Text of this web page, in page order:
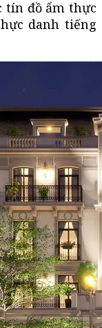
tín đồ ẩm thực
danh tiếng